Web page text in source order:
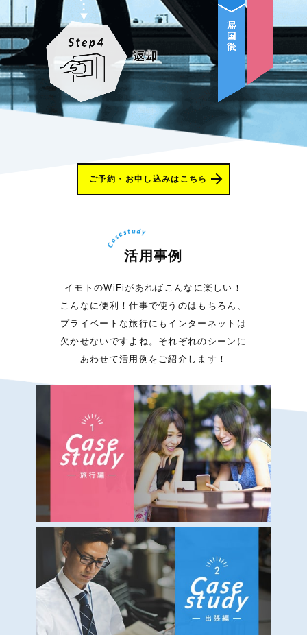
ご予約・お申し込みはこちら
活用事例
イモトのWiFiがあればこんなに楽しい！
こんなに便利！仕事で使うのはもちろん、
プライベートな旅行にもインターネットは
欠かせないですよね。それぞれのシーンに
あわせて活用例をご紹介します！